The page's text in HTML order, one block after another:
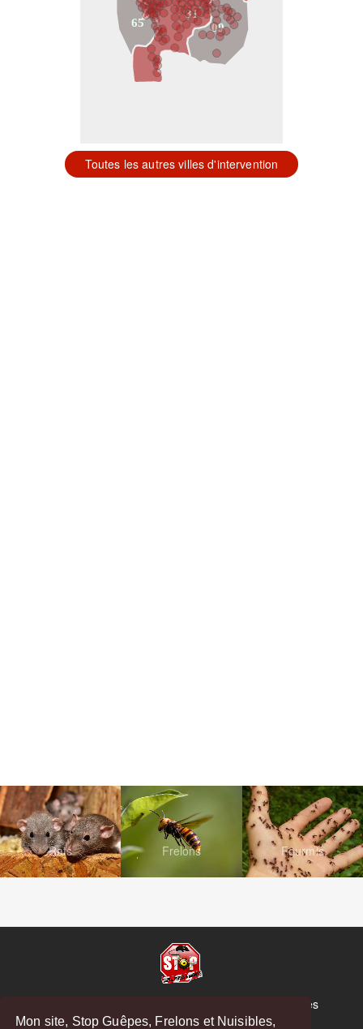
Mon site, Stop Guêpes, Frelons et Nuisibles,
31
09
65
Toutes les autres villes d'intervention
Rats Frelons Fourmis
© Copyright 2026 Stop Guêpes, Frelons et Nuisibles
Mentions légales